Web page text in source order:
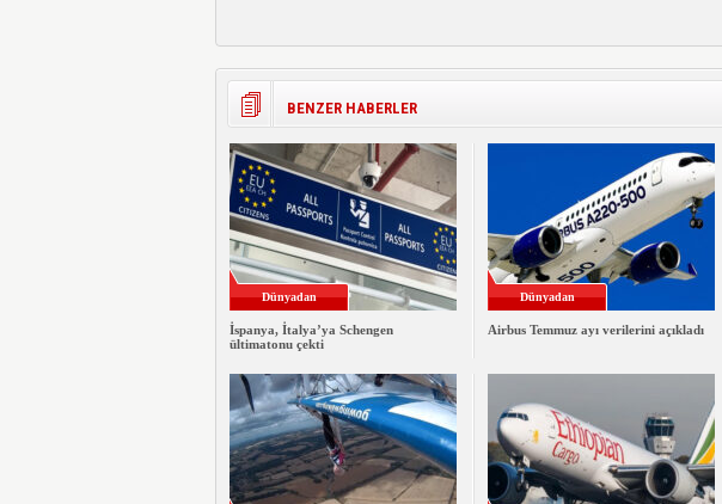
BENZER HABERLER
Dünyadan
İspanya, İtalya’ya Schengen
ültimatonu çekti
Dünyadan
Airbus Temmuz ayı verilerini açıkladı